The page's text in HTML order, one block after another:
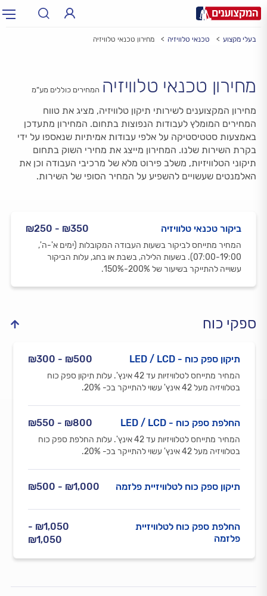
עירעיר: תל אביב, חיפה…
בעלי מקצוע טכנאי טלוויזיה מחירון טכנאי טלוויזיה
מחירון טכנאי טלוויזיה המחירים כוללים מע”מ
מחירון המקצוענים לשירותי תיקון טלוויזיה, מציג את טווח
המחירים המומלץ לעבודות הנפוצות בתחום. המחירון מתעדכן
באמצעות סטטיסטיקה על אלפי עבודות אמיתיות שנאספו על ידי
בקרת השירות שלנו. המחירון מייצג את מחירי השוק בתחום
תיקוני הטלוויזיות, משלב פירוט מלא של מרכיבי העבודה וכן את
האלמנטים שעשויים להשפיע על המחיר הסופי של השירות.
ביקור טכנאי טלוויזיה ₪350 - ₪250
המחיר מתייחס לביקור בשעות העבודה המקובלות (ימים א'-ה',
07:00-19:00). בשעות הלילה, בשבת או בחג, עלות הביקור
עשוייה להתייקר בשיעור של 200%-150%.
ספקי כוח
תיקון ספק כוח - LED / LCD ₪500 - ₪300
המחיר מתייחס לטלוויזיות עד 42 אינץ'. עלות תיקון ספק כוח
בטלוויזיה מעל 42 אינץ' עשוי להתייקר בכ- 20%.
החלפת ספק כוח - LED / LCD ₪800 - ₪550
המחיר מתייחס לטלוויזיות עד 42 אינץ'. עלות החלפת ספק כוח
בטלוויזיה מעל 42 אינץ' עשוי להתייקר בכ- 20%.
תיקון ספק כוח לטלוויזיית פלזמה ₪1,000 - ₪500
החלפת ספק כוח לטלוויזיית
פלזמה
₪1,050 -
₪1,050